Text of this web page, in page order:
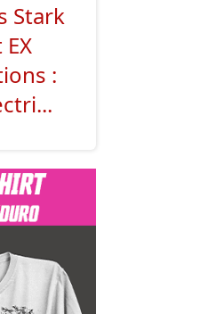
Stark
: